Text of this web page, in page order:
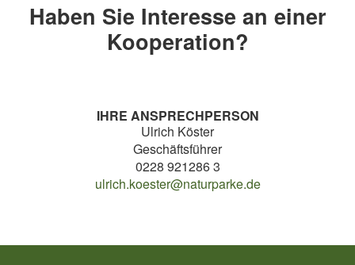
Haben Sie Interesse an einer
Kooperation?
IHRE ANSPRECHPERSON
Ulrich Köster
Geschäftsführer
0228 921286 3
ulrich.koester@naturparke.de